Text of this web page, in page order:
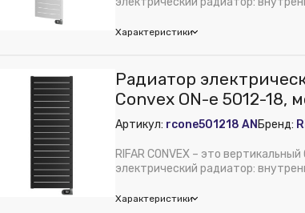
Характеристики
(мм):77
из публикации на веб-витрине mag1c:
(мм):550
(мм):1760
Радиатор
Convex ON-e 5012-18,
DB703, Rifar
Артикул: rcone501218 AN Бренд:
RIFAR CONVEX – это
электрический радиатор:
Характеристики